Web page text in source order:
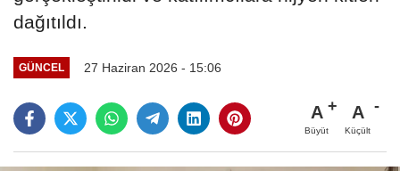
dağıtıldı.
GÜNCEL 27 Haziran 2026 - 15:06
A
Büyüt
A
Küçült